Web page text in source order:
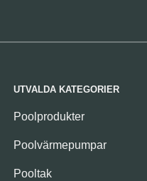
UTVALDA KATEGORIER
Poolprodukter
Poolvärmepumpar
Pooltak